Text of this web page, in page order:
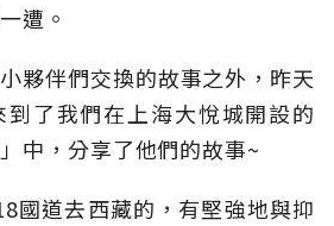
遭。
夥伴們交換的故事之外，昨天
了我們在上海大悅城開設的
中，分享了他們的故事~
國道去西藏的，有堅強地與抑